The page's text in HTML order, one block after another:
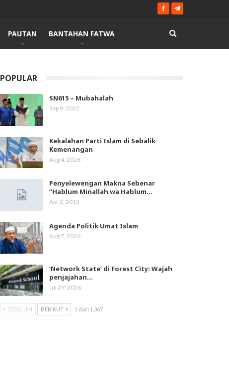
PAUTAN BANTAHAN FATWA
POPULAR
SN615 – Mubahalah
Sep 9, 2022
Kekalahan Parti Islam di Sebalik
Kemenangan
Aug 4, 2026
Penyelewengan Makna Sebenar
“Hablum Minallah wa Hablum…
Apr 2, 2013
Agenda Politik Umat Islam
Aug 7, 2026
‘Network State’ di Forest City: Wajah
penjajahan…
Jul 29, 2026
SEBELUM BERIKUT 1 dari 1,367